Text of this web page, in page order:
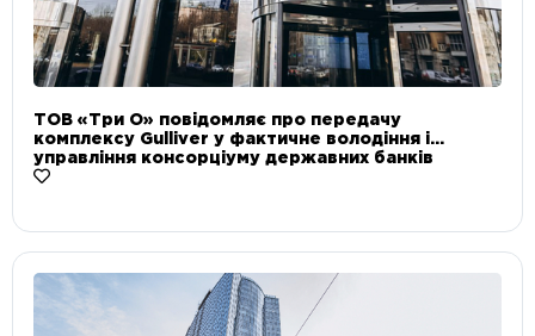
ТОВ «Три О» повідомляє про передачу
комплексу Gulliver у фактичне володіння і
управління консорціуму державних банків